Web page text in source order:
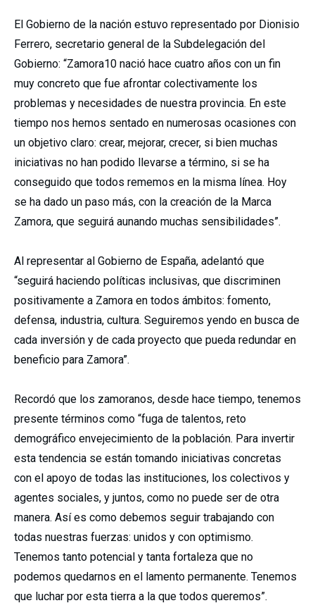
El Gobierno de la nación estuvo representado por Dionisio
Ferrero, secretario general de la Subdelegación del
Gobierno: “Zamora10 nació hace cuatro años con un fin
muy concreto que fue afrontar colectivamente los
problemas y necesidades de nuestra provincia. En este
tiempo nos hemos sentado en numerosas ocasiones con
un objetivo claro: crear, mejorar, crecer, si bien muchas
iniciativas no han podido llevarse a término, si se ha
conseguido que todos rememos en la misma línea. Hoy
se ha dado un paso más, con la creación de la Marca
Zamora, que seguirá aunando muchas sensibilidades”.
Al representar al Gobierno de España, adelantó que
“seguirá haciendo políticas inclusivas, que discriminen
positivamente a Zamora en todos ámbitos: fomento,
defensa, industria, cultura. Seguiremos yendo en busca de
cada inversión y de cada proyecto que pueda redundar en
beneficio para Zamora”.
Recordó que los zamoranos, desde hace tiempo, tenemos
presente términos como “fuga de talentos, reto
demográfico envejecimiento de la población. Para invertir
esta tendencia se están tomando iniciativas concretas
con el apoyo de todas las instituciones, los colectivos y
agentes sociales, y juntos, como no puede ser de otra
manera. Así es como debemos seguir trabajando con
todas nuestras fuerzas: unidos y con optimismo.
Tenemos tanto potencial y tanta fortaleza que no
podemos quedarnos en el lamento permanente. Tenemos
que luchar por esta tierra a la que todos queremos”.